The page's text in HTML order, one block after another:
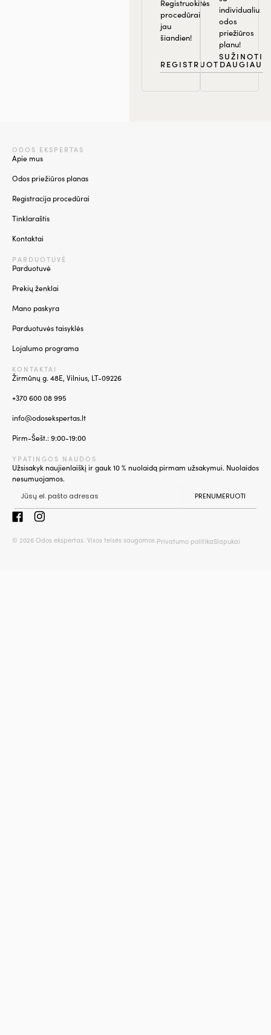
Registruokitės
procedūrai
jau
šiandien!
REGISTRUOTIS
individualiu
odos
priežiūros
planu!
SUŽINOTI
DAUGIAU
ODOS EKSPERTAS
Apie mus
Odos priežiūros planas
Registracija procedūrai
Tinklaraštis
Kontaktai
PARDUOTUVĖ
Parduotuvė
Prekių ženklai
Mano paskyra
Parduotuvės taisyklės
Lojalumo programa
KONTAKTAI
Žirmūnų g. 48E, Vilnius, LT-09226
+370 600 08 995
info@odosekspertas.lt
Pirm-Šešt.: 9:00-19:00
YPATINGOS NAUDOS
Užsisakyk naujienlaiškį ir gauk 10 % nuolaidą pirmam užsakymui. Nuolaidos
nesumuojamos.
PRENUMERUOTI
© 2026 Odos ekspertas. Visos teisės saugomos. Privatumo politikaSlapukai